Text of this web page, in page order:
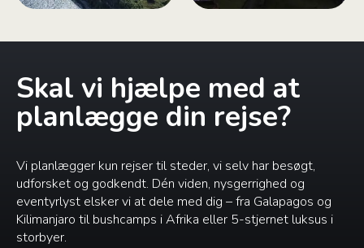
Skal vi hjælpe med at
planlægge din rejse?
Vi planlægger kun rejser til steder, vi selv har besøgt,
udforsket og godkendt. Dén viden, nysgerrighed og
eventyrlyst elsker vi at dele med dig – fra Galapagos og
Kilimanjaro til bushcamps i Afrika eller 5-stjernet luksus i
storbyer.